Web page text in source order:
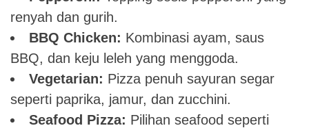
renyah dan gurih.
BBQ Chicken: Kombinasi ayam, saus
BBQ, dan keju leleh yang menggoda.
Vegetarian: Pizza penuh sayuran segar
seperti paprika, jamur, dan zucchini.
Seafood Pizza: Pilihan seafood seperti